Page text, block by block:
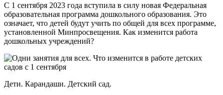
С 1 сентября 2023 года вступила в силу новая Федеральная
образовательная программа дошкольного образования. Это
означает, что детей будут учить по общей для всех программе,
установленной Минпросвещения. Как изменится работа
дошкольных учреждений?
Дети. Карандаши. Детский сад.